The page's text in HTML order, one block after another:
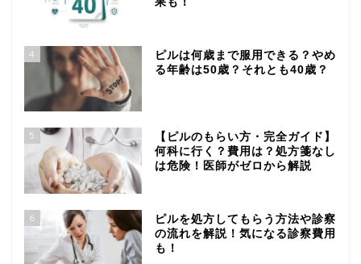
4
ピルは何歳まで服用できる？やめ
る年齢は50歳？それとも40歳？
5
【ピルのもらい方・完全ガイド】
何科に行く？費用は？処方箋なし
は危険！医師がゼロから解説
6
ピルを処方してもらう方法や診察
の流れを解説！気になる診察費用
も！